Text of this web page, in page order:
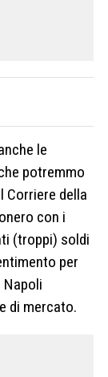
le
potremmo
Corriere della
con i
(troppi) soldi
per
Napoli
di mercato.